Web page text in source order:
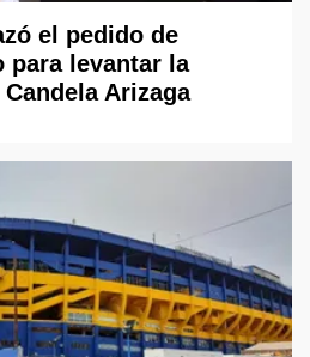
el pedido de
para levantar la
Arizaga